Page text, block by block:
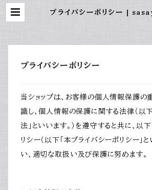
プライバシーポリシー |
プライバシーポリシー
当ショップは、お客様の個人情報保護の
識し、個人情報の保護に関する法律（以
法」といいます。）を遵守すると共に、以
リシー（以下「本プライバシーポリシー」と
い、適切な取扱い及び保護に努めます。